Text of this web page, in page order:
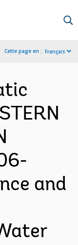
Cette page en : Français
and